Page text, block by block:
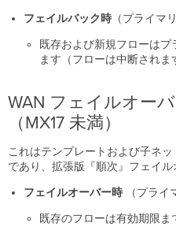
フェイルバック時（プライマ
既存および新規フローは
ます（フローは中断されま
WAN フェイルオー
（MX17 未満）
これはテンプレートおよび子ネ
であり、拡張版『順次』フェイ
フェイルオーバー時（プライ
既存のフローは有効期限ま